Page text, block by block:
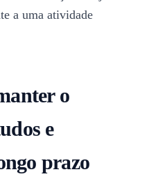
a uma atividade
o
e
prazo